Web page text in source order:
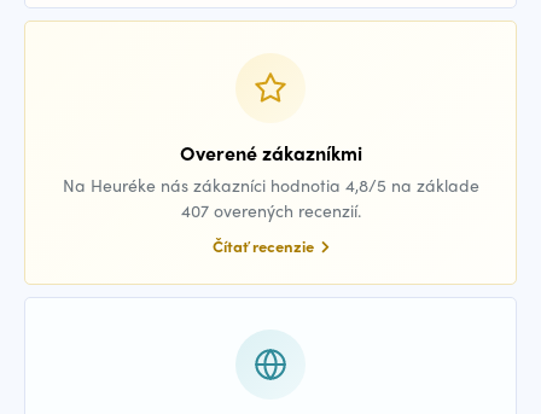
Overené zákazníkmi
Na Heuréke nás zákazníci hodnotia 4,8/5 na základe
407 overených recenzií.
Čítať recenzie